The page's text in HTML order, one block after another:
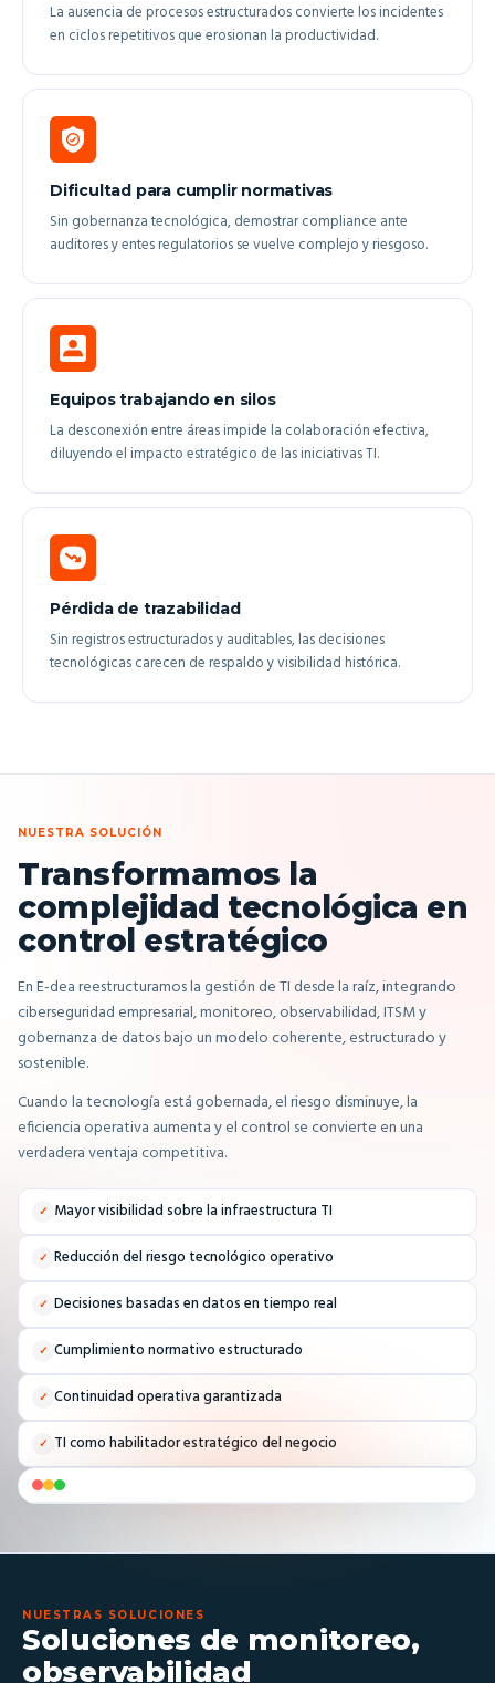
La ausencia de procesos estructurados convierte los incidentes
en ciclos repetitivos que erosionan la productividad.
Dificultad para cumplir normativas
Sin gobernanza tecnológica, demostrar compliance ante
auditores y entes regulatorios se vuelve complejo y riesgoso.
Equipos trabajando en silos
La desconexión entre áreas impide la colaboración efectiva,
diluyendo el impacto estratégico de las iniciativas TI.
Pérdida de trazabilidad
Sin registros estructurados y auditables, las decisiones
tecnológicas carecen de respaldo y visibilidad histórica.
NUESTRA SOLUCIÓN
Transformamos la
complejidad tecnológica en
control estratégico
En E-dea reestructuramos la gestión de TI desde la raíz, integrando
ciberseguridad empresarial, monitoreo, observabilidad, ITSM y
gobernanza de datos bajo un modelo coherente, estructurado y
sostenible.
Cuando la tecnología está gobernada, el riesgo disminuye, la
eficiencia operativa aumenta y el control se convierte en una
verdadera ventaja competitiva.
✓ Mayor visibilidad sobre la infraestructura TI
✓ Reducción del riesgo tecnológico operativo
✓ Decisiones basadas en datos en tiempo real
✓ Cumplimiento normativo estructurado
✓ Continuidad operativa garantizada
✓ TI como habilitador estratégico del negocio
NUESTRAS SOLUCIONES
Soluciones de monitoreo,
observabilidad